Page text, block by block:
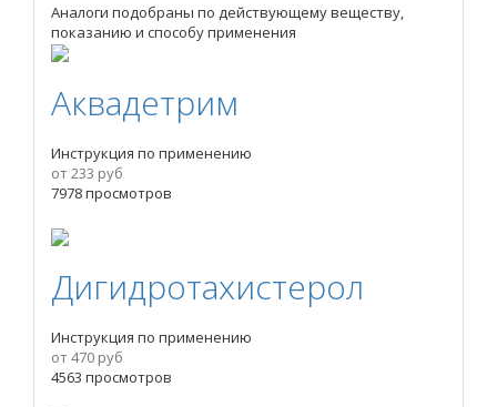
Аналоги подобраны по действующему веществу,
показанию и способу применения
Аквадетрим
Инструкция по применению
от 233 руб
7978 просмотров
Дигидротахистерол
Инструкция по применению
от 470 руб
4563 просмотров